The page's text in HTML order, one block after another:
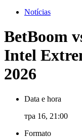
Notícias
BetBoom
Intel
2026
Data e hora
тра 16, 21:00
Formato